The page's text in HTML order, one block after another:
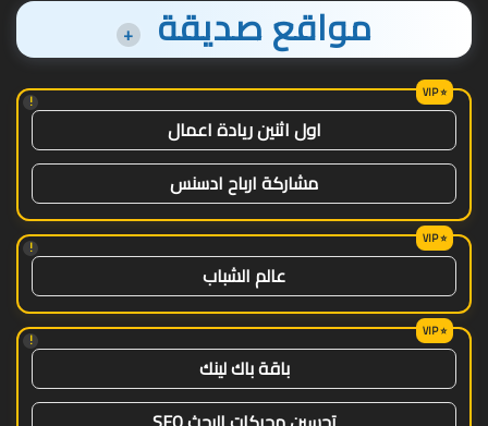
مواقع صديقة +
!
اول اثنين ريادة اعمال
مشاركة ارباح ادسنس
!
عالم الشباب
!
باقة باك لينك